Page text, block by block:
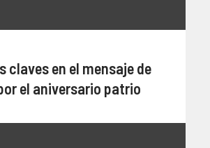
claves en el mensaje de
el aniversario patrio